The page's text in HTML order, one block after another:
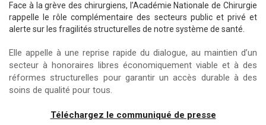
Face à la grève des chirurgiens, l’Académie Nationale de Chirurgie
rappelle le rôle complémentaire des secteurs public et privé et
alerte sur les fragilités structurelles de notre système de santé.
Elle appelle à une reprise rapide du dialogue, au maintien d’un
secteur à honoraires libres économiquement viable et à des
réformes structurelles pour garantir un accès durable à des
soins de qualité pour tous.
Téléchargez le communiqué de presse